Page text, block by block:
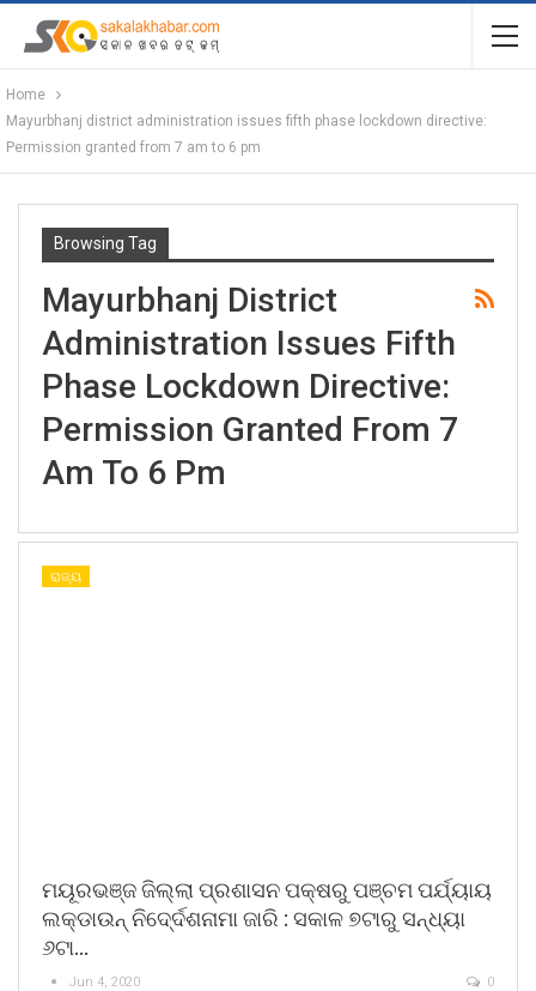
Home
Mayurbhanj district administration issues fifth phase lockdown directive:
Permission granted from 7 am to 6 pm
Browsing Tag
Mayurbhanj District
Administration Issues Fifth
Phase Lockdown Directive:
Permission Granted From 7
Am To 6 Pm
ରାଜ୍ୟ
ମୟୂରଭଞ୍ଜ ଜିଲ୍ଲା ପ୍ରଶାସନ ପକ୍ଷରୁ ପଞ୍ଚମ ପର୍ଯ୍ୟାୟ
ଲକ୍ଡାଉନ୍ ନିଦେ୍ର୍ଦଶନାମା ଜାରି : ସକାଳ ୭ଟାରୁ ସନ୍ଧ୍ୟା
୬ଟା…
Jun 4, 2020 0